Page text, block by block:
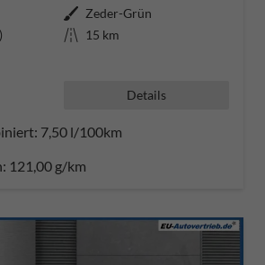
Außenfarbe Zeder-Grün
Kilometerstand 15 km
Details
7,50 l/100km
121,00 g/km